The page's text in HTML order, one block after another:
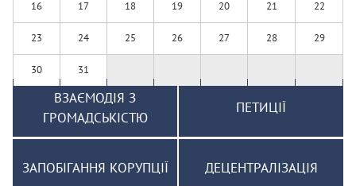
16 17 18 19 20 21 22
23 24 25 26 27 28 29
30 31
ВЗАЄМОДІЯ З
ГРОМАДСЬКІСТЮ
ПЕТИЦІЇ
ЗАПОБІГАННЯ КОРУПЦІЇ ДЕЦЕНТРАЛІЗАЦІЯ